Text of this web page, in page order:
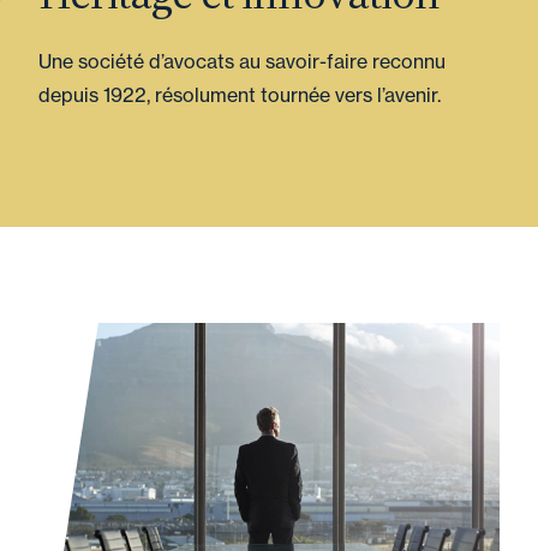
Une société d’avocats au savoir-faire reconnu
depuis 1922, résolument tournée vers l’avenir.